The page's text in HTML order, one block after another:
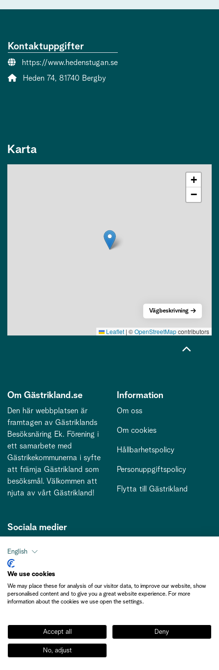
Kontaktuppgifter
Webbsida:
https://www.hedenstugan.se
Adress:
Heden 74, 81740 Bergby
Karta
+
−
Leaflet | ©OpenStreetMapcontributors
Vägbeskrivning
Om Gästrikland.se
Den här webbplatsen är
framtagen av Gästriklands
Besöksnäring Ek. Förening i
ett samarbete med
Gästrikekommunerna i syfte
att främja Gästrikland som
besöksmål. Välkommen att
njuta av vårt Gästrikland!
Information
Om oss
Om cookies
Hållbarhetspolicy
Personuppgiftspolicy
Flytta till Gästrikland
Sociala medier
Kontakt
kontakt@gastriklandsbesoksnaring.se
Medlemsinformation
English
We use cookies
We may place these for analysis of our visitor data, to improve our website, show
personalised content and to give you a great website experience. For more
information about the cookies we use open the settings.
Accept all Deny
No, adjust